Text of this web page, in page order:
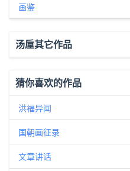
画鉴
汤垕其它作品
猜你喜欢的作品
洪福异闻
国朝画征录
文章讲话